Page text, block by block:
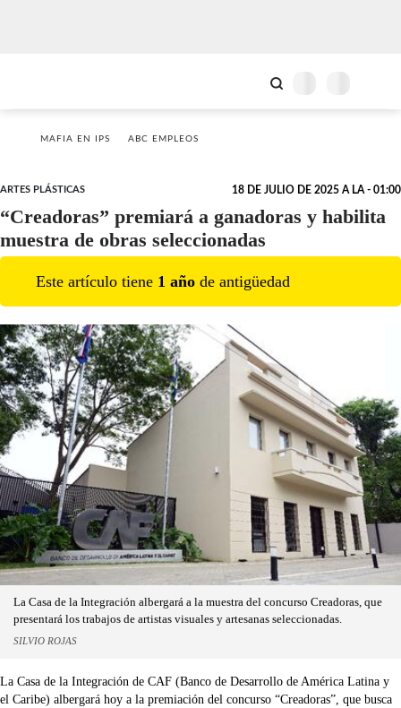
MAFIA EN IPS ABC EMPLEOS
ARTES PLÁSTICAS 18 DE JULIO DE 2025 A LA - 01:00
“Creadoras” premiará a ganadoras y habilita
muestra de obras seleccionadas
Este artículo tiene 1 año de antigüedad
La Casa de la Integración albergará a la muestra del concurso Creadoras, que
presentará los trabajos de artistas visuales y artesanas seleccionadas.
SILVIO ROJAS
La Casa de la Integración de CAF (Banco de Desarrollo de América Latina y
el Caribe) albergará hoy a la premiación del concurso “Creadoras”, que busca